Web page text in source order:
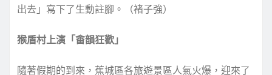
出去」寫下了生動註腳。（褚子強）
猴盾村上演「畬韻狂歡」
隨著假期的到來，蕉城區各旅遊景區人氣火爆，迎來了